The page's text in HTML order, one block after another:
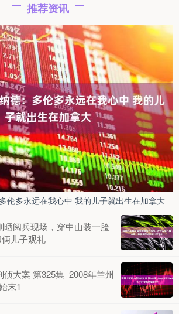
推荐资讯
伦多永远在我心中 我的儿子就出生在加拿大
阅兵现场，穿中山装一脸
儿子观礼
大案 第325集_2008年兰州
末1